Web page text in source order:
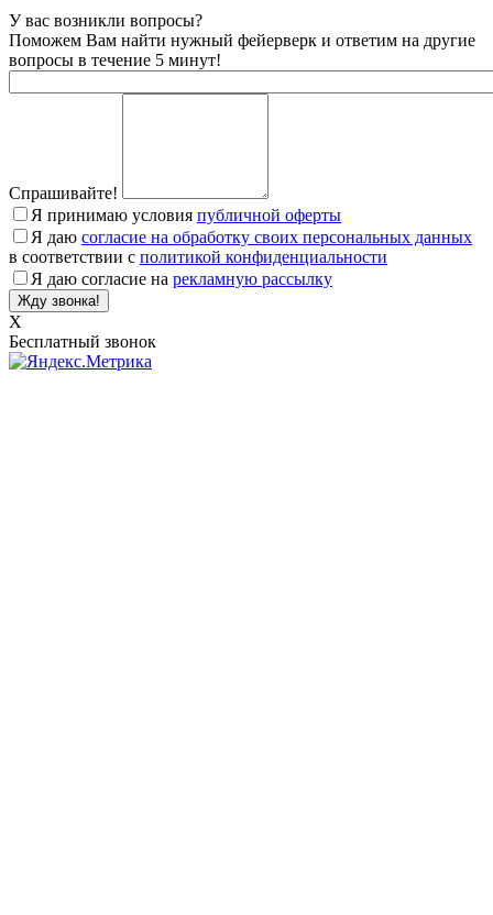
У вас возникли вопросы?
Поможем Вам найти нужный фейерверк и ответим на другие
вопросы в течение 5 минут!
Спрашивайте!
Я принимаю условия публичной оферты
Я даю согласие на обработку своих персональных данных
в соответствии с политикой конфиденциальности
Я даю согласие на рекламную рассылку
X
Бесплатный звонок